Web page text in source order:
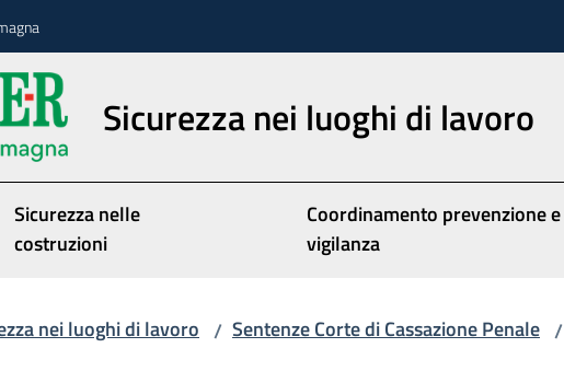
Sicurezza nei luoghi di lavoro
Sicurezza nelle
costruzioni
Coordinamento prevenzione e
vigilanza
nei luoghi di lavoro / Sentenze Corte di Cassazione Penale /